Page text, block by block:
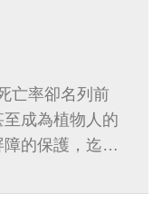
亡率卻名列前
成為植物人的
的保護，迄今